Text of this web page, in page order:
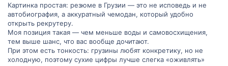
Картинка простая: резюме в Грузии — это не исповедь и не
автобиография, а аккуратный чемодан, который удобно
открыть рекрутеру.
Моя позиция такая — чем меньше воды и самовосхищения,
тем выше шанс, что вас вообще дочитают.
При этом есть тонкость: грузины любят конкретику, но не
холодную, поэтому сухие цифры лучше слегка «оживлять»